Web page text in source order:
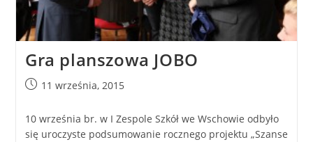
Gra planszowa JOBO
11 września, 2015
10 września br. w I Zespole Szkół we Wschowie odbyło
się uroczyste podsumowanie rocznego projektu „Szanse